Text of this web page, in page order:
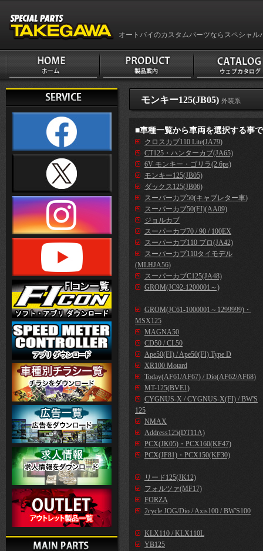
オートバイのカスタムパーツならスペシャル
モンキー125(JB05) 外装系
■車種一覧から車両を選択する事
クロスカブ110 Lite(JA79)
CT125・ハンターカブ(JA65)
6V モンキー・ゴリラ(2.6ps)
モンキー125(JB05)
ダックス125(JB06)
スーパーカブ50(キャブレター車)
スーパーカブ50(FI)(AA09)
ジョルカブ
スーパーカブ70 / 90 / 100EX
スーパーカブ110 プロ(JA42)
スーパーカブ110タイモデル
(MLHJA56)
スーパーカブC125(JA48)
GROM(JC92-1200001～)
GROM(JC61-1000001～1299999)・
MSX125
MAGNA50
CD50 / CL50
Ape50(FI) / Ape50(FI) Type D
XR100 Motard
Today(AF61/AF67) / Dio(AF62/AF68)
MT-125(BVE1)
CYGNUS-X / CYGNUS-X(FI) / BW'S
125
NMAX
Address125(DT11A)
PCX(JK05)・PCX160(KF47)
PCX(JF81)・PCX150(KF30)
リード125(JK12)
フォルツァ(MF17)
FORZA
2cycle JOG/Dio / Axis100 / BW'S100
KLX110 / KLX110L
YB125